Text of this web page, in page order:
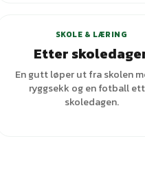
SKOLE & LÆRING
Etter
En gutt løper ut fra skolen
ryggsekk og en fotball
skoledagen.